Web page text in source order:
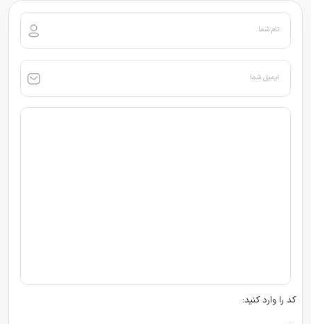
نام شما
ایمیل شما
کد را وارد کنید: